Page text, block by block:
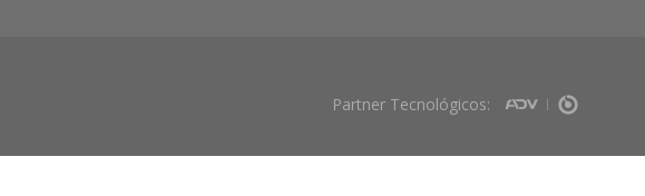
Partner Tecnológicos: